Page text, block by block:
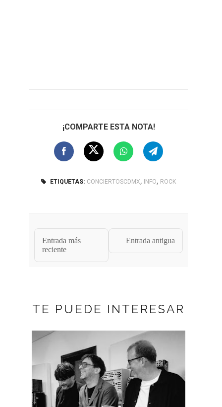
¡COMPARTE ESTA NOTA!
ETIQUETAS: CONCIERTOSCDMX, INFO, ROCK
Entrada más
reciente
Entrada antigua
TE PUEDE INTERESAR